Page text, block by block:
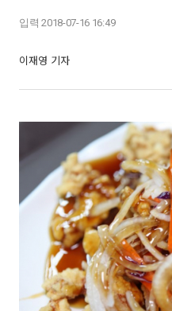
입력 2018-07-16 16:49
이재영 기자